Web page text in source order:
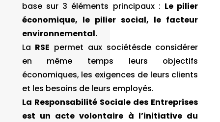
base sur 3 éléments principaux : Le pilier
économique, le pilier social, le facteur
environnemental.
La RSE permet aux sociétésde considérer
en même temps leurs objectifs
économiques, les exigences de leurs clients
et les besoins de leurs employés.
La Responsabilité Sociale des Entreprises
est un acte volontaire à l’initiative du